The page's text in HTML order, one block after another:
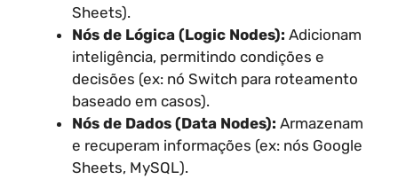
Sheets).
Nós de Lógica (Logic Nodes): Adicionam
inteligência, permitindo condições e
decisões (ex: nó Switch para roteamento
baseado em casos).
Nós de Dados (Data Nodes): Armazenam
e recuperam informações (ex: nós Google
Sheets, MySQL).